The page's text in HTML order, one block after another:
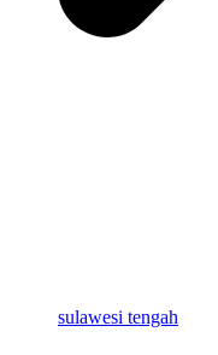
sulawesi tengah